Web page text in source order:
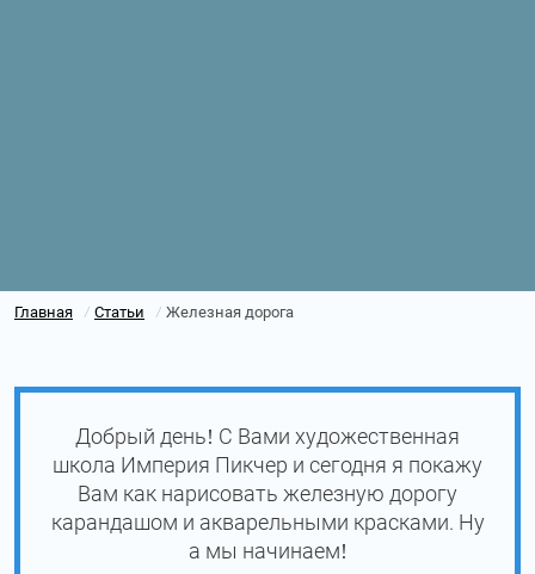
Главная / Статьи / Железная дорога
Добрый день! С Вами художественная
школа Империя Пикчер и сегодня я покажу
Вам как нарисовать железную дорогу
карандашом и акварельными красками. Ну
а мы начинаем!